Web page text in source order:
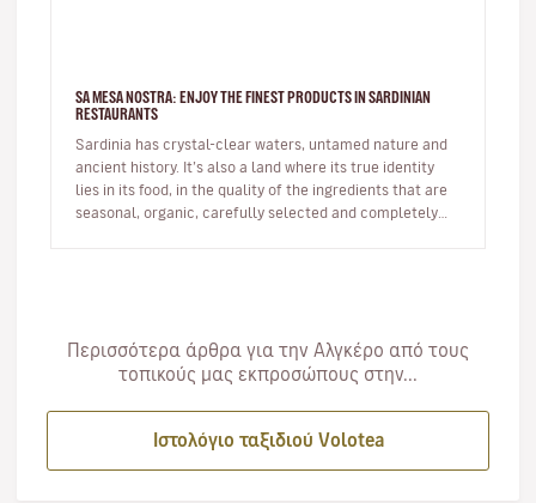
SA MESA NOSTRA: ENJOY THE FINEST PRODUCTS IN SARDINIAN
RESTAURANTS
Sardinia has crystal-clear waters, untamed nature and
ancient history. It’s also a land where its true identity
lies in its food, in the quality of the ingredients that are
seasonal, organic, carefully selected and completely
Περισσότερα άρθρα για την Αλγκέρο από τους
τοπικούς μας εκπροσώπους στην...
Ιστολόγιο ταξιδιού Volotea